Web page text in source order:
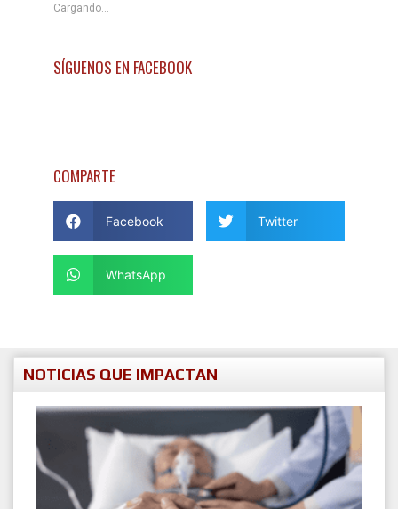
Cargando...
SÍGUENOS EN FACEBOOK
COMPARTE
Facebook Twitter
WhatsApp
NOTICIAS QUE IMPACTAN